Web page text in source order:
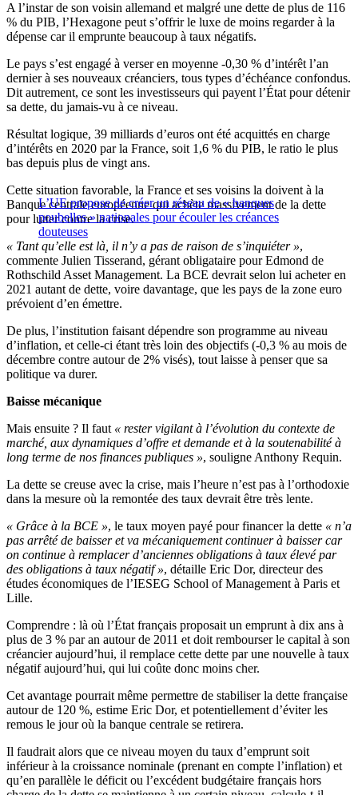
A l’instar de son voisin allemand et malgré une dette de plus de 116
% du PIB, l’Hexagone peut s’offrir le luxe de moins regarder à la
dépense car il emprunte beaucoup à taux négatifs.
Le pays s’est engagé à verser en moyenne -0,30 % d’intérêt l’an
dernier à ses nouveaux créanciers, tous types d’échéance confondus.
Dit autrement, ce sont les investisseurs qui payent l’État pour détenir
sa dette, du jamais-vu à ce niveau.
Résultat logique, 39 milliards d’euros ont été acquittés en charge
d’intérêts en 2020 par la France, soit 1,6 % du PIB, le ratio le plus
bas depuis plus de vingt ans.
L’UE propose de créer un réseau de « banques
poubelles » nationales pour écouler les créances
douteuses
Cette situation favorable, la France et ses voisins la doivent à la
Banque centrale européenne qui achète massivement de la dette
pour lutter contre la crise.
« Tant qu’elle est là, il n’y a pas de raison de s’inquiéter »,
commente Julien Tisserand, gérant obligataire pour Edmond de
Rothschild Asset Management. La BCE devrait selon lui acheter en
2021 autant de dette, voire davantage, que les pays de la zone euro
prévoient d’en émettre.
De plus, l’institution faisant dépendre son programme au niveau
d’inflation, et celle-ci étant très loin des objectifs (-0,3 % au mois de
décembre contre autour de 2% visés), tout laisse à penser que sa
politique va durer.
Baisse mécanique
Mais ensuite ? Il faut « rester vigilant à l’évolution du contexte de
marché, aux dynamiques d’offre et demande et à la soutenabilité à
long terme de nos finances publiques », souligne Anthony Requin.
La dette se creuse avec la crise, mais l’heure n’est pas à l’orthodoxie
dans la mesure où la remontée des taux devrait être très lente.
« Grâce à la BCE », le taux moyen payé pour financer la dette « n’a
pas arrêté de baisser et va mécaniquement continuer à baisser car
on continue à remplacer d’anciennes obligations à taux élevé par
des obligations à taux négatif », détaille Eric Dor, directeur des
études économiques de l’IESEG School of Management à Paris et
Lille.
Comprendre : là où l’État français proposait un emprunt à dix ans à
plus de 3 % par an autour de 2011 et doit rembourser le capital à son
créancier aujourd’hui, il remplace cette dette par une nouvelle à taux
négatif aujourd’hui, qui lui coûte donc moins cher.
Cet avantage pourrait même permettre de stabiliser la dette française
autour de 120 %, estime Eric Dor, et potentiellement d’éviter les
remous le jour où la banque centrale se retirera.
Il faudrait alors que ce niveau moyen du taux d’emprunt soit
inférieur à la croissance nominale (prenant en compte l’inflation) et
qu’en parallèle le déficit ou l’excédent budgétaire français hors